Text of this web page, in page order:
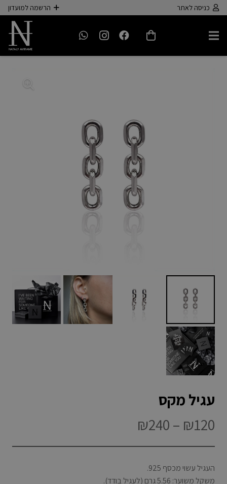
כניסה לאתר הרשמה למועדון
עגיל מקס
₪120
–
₪240
העגיל עשוי מכסף 925
.
משקל משוער: 5.56 גרם (לעגיל בודד).